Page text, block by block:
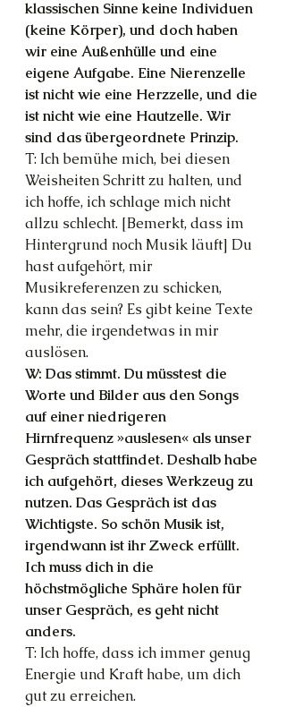
klassischen Sinne keine Individuen
(keine Körper), und doch haben
wir eine Außenhülle und eine
eigene Aufgabe. Eine Nierenzelle
ist nicht wie eine Herzzelle, und die
ist nicht wie eine Hautzelle. Wir
sind das übergeordnete Prinzip.
T: Ich bemühe mich, bei diesen
Weisheiten Schritt zu halten, und
ich hoffe, ich schlage mich nicht
allzu schlecht. [Bemerkt, dass im
Hintergrund noch Musik läuft] Du
hast aufgehört, mir
Musikreferenzen zu schicken,
kann das sein? Es gibt keine Texte
mehr, die irgendetwas in mir
auslösen.
W: Das stimmt. Du müsstest die
Worte und Bilder aus den Songs
auf einer niedrigeren
Hirnfrequenz »auslesen« als unser
Gespräch stattfindet. Deshalb habe
ich aufgehört, dieses Werkzeug zu
nutzen. Das Gespräch ist das
Wichtigste. So schön Musik ist,
irgendwann ist ihr Zweck erfüllt.
Ich muss dich in die
höchstmögliche Sphäre holen für
unser Gespräch, es geht nicht
anders.
T: Ich hoffe, dass ich immer genug
Energie und Kraft habe, um dich
gut zu erreichen.